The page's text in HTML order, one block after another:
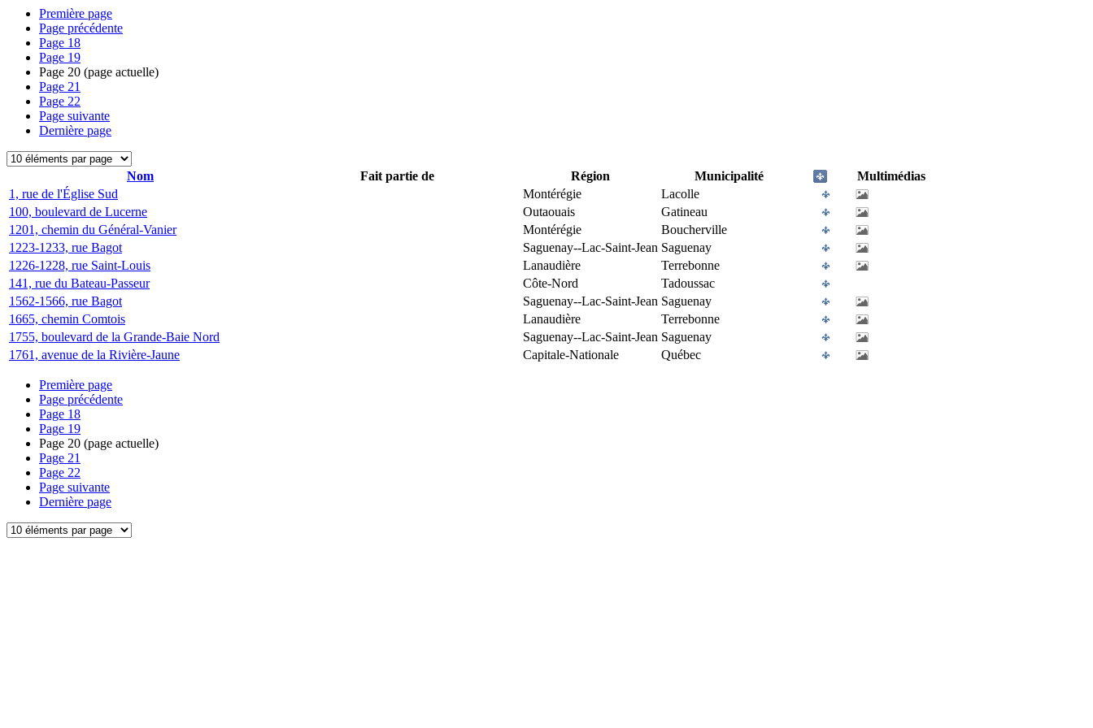
Première page
Page précédente
Page 18
Page 19
Page 20 (page actuelle)
Page 21
Page 22
Page suivante
Dernière page
Nom Fait partie de Région Municipalité
Multimédias
1, rue de l'Église Sud
Montérégie
Lacolle
100, boulevard de Lucerne
Outaouais
Gatineau
1201, chemin du Général-Vanier
Montérégie
Boucherville
1223-1233, rue Bagot
Saguenay--Lac-Saint-Jean Saguenay
1226-1228, rue Saint-Louis
Lanaudière
Terrebonne
141, rue du Bateau-Passeur
Côte-Nord
Tadoussac
1562-1566, rue Bagot
Saguenay--Lac-Saint-Jean Saguenay
1665, chemin Comtois
Lanaudière
Terrebonne
1755, boulevard de la Grande-Baie Nord
Saguenay--Lac-Saint-Jean Saguenay
1761, avenue de la Rivière-Jaune
Capitale-Nationale Québec
Première page
Page précédente
Page 18
Page 19
Page 20 (page actuelle)
Page 21
Page 22
Page suivante
Dernière page